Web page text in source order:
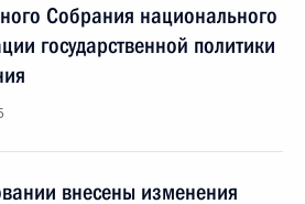
Собрания национального
государственной политики
внесены изменения